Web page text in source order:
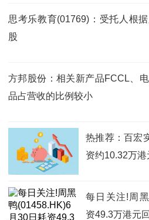
思考乐教育(01769)：受托人根
股
方邦股份：相关新产品FCCL、
品占营收的比例较小
热推荐：百宏
资约10.32万
每日关注!周
资49.3万港元